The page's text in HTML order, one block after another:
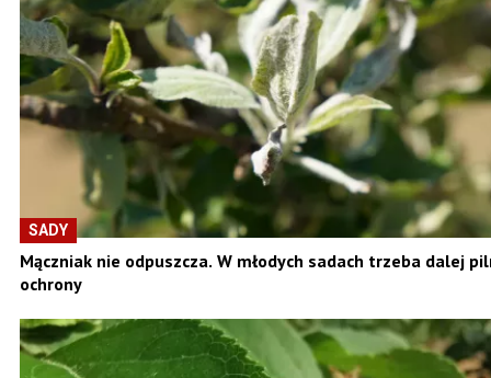
SADY
Mączniak nie odpuszcza. W młodych sadach trzeba dalej
ochrony